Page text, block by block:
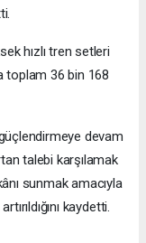
hızlı tren setleri
toplam 36 bin 168
devam
talebi karşılamak
sunmak amacıyla
kaydetti.